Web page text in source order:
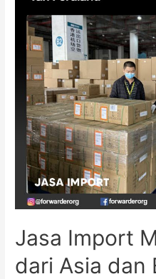
Jasa Import
dari Asia dan